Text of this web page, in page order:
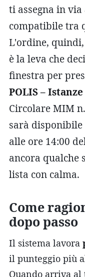
ti assegna in
compatibile tra
L'ordine,
è la leva che
finestra per
POLIS –
Circolare MIM
sarà disponibile
alle ore 14:00
ancora qualche
lista con calma.
Come
dopo passo
Il sistema lavora
il punteggio più
Quando arriva